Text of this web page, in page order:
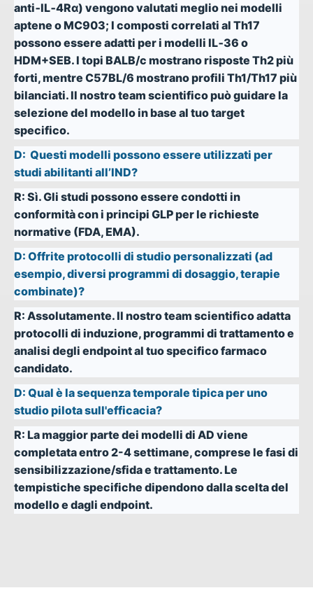
anti‑IL‑4Rα) vengono valutati meglio nei modelli
aptene o MC903; I composti correlati al Th17
possono essere adatti per i modelli IL‑36 o
HDM+SEB. I topi BALB/c mostrano risposte Th2 più
forti, mentre C57BL/6 mostrano profili Th1/Th17 più
bilanciati. Il nostro team scientifico può guidare la
selezione del modello in base al tuo target
specifico.
D: Questi modelli possono essere utilizzati per
studi abilitanti all’IND?
R: Sì. Gli studi possono essere condotti in
conformità con i principi GLP per le richieste
normative (FDA, EMA).
D: Offrite protocolli di studio personalizzati (ad
esempio, diversi programmi di dosaggio, terapie
combinate)?
R: Assolutamente. Il nostro team scientifico adatta
protocolli di induzione, programmi di trattamento e
analisi degli endpoint al tuo specifico farmaco
candidato.
D: Qual è la sequenza temporale tipica per uno
studio pilota sull'efficacia?
R: La maggior parte dei modelli di AD viene
completata entro 2-4 settimane, comprese le fasi di
sensibilizzazione/sfida e trattamento. Le
tempistiche specifiche dipendono dalla scelta del
modello e dagli endpoint.